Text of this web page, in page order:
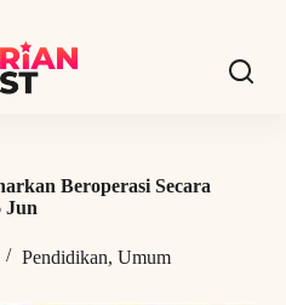
Beroperasi Secara
Jun
Pendidikan, Umum